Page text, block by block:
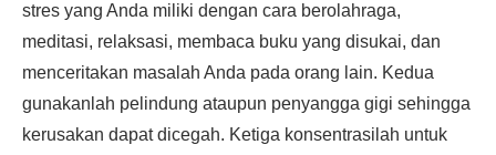
stres yang Anda miliki dengan cara berolahraga,
meditasi, relaksasi, membaca buku yang disukai, dan
menceritakan masalah Anda pada orang lain. Kedua
gunakanlah pelindung ataupun penyangga gigi sehingga
kerusakan dapat dicegah. Ketiga konsentrasilah untuk